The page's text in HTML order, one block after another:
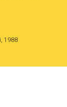
1988